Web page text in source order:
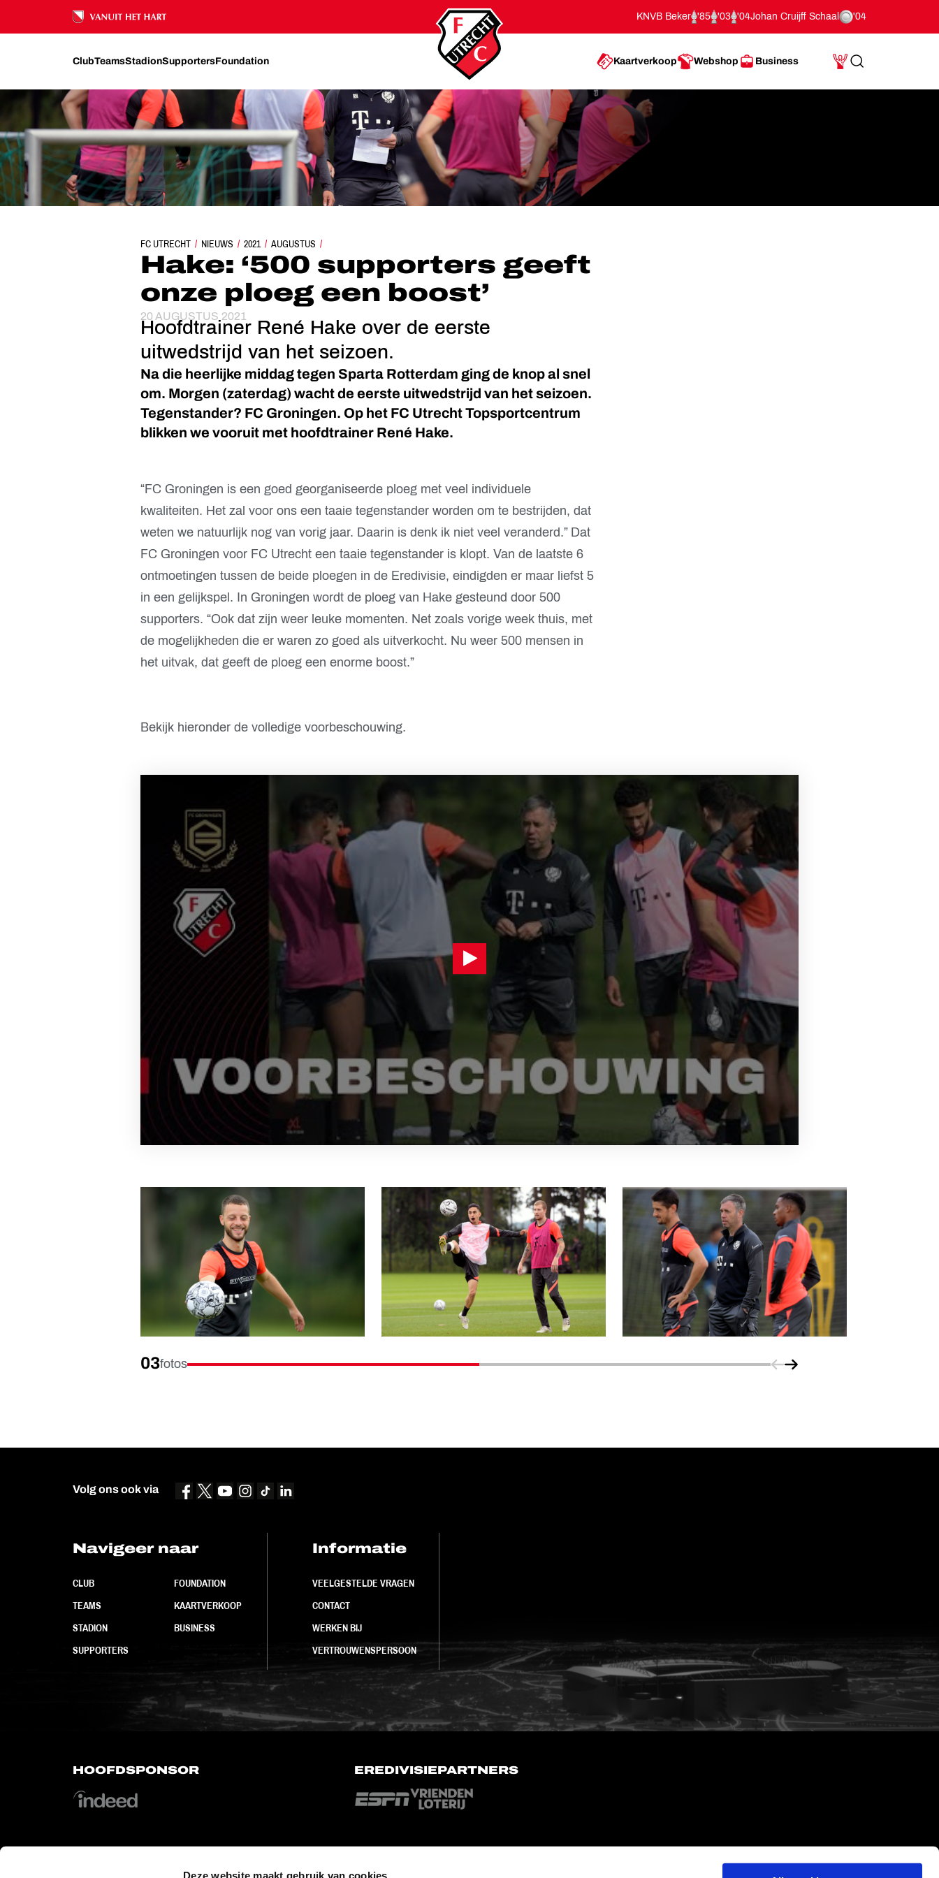
Deze website maakt gebruik van cookies
Ons nalatenschap
KNVB Beker '85 '03 '04Johan Cruijff Schaal '04
ClubTeamsStadionSupportersFoundation Kaartverkoop Webshop Business
Mijn Account
Search
FC UTRECHT NIEUWS 2021 AUGUSTUS
HAKE: ‘500 SUPPORTERS GEEFT ONZE PLOEG EEN BOOST’
Hake: ‘500 supporters geeft
onze ploeg een boost’
20 AUGUSTUS 2021
Hoofdtrainer René Hake over de eerste
uitwedstrijd van het seizoen.
Na die heerlijke middag tegen Sparta Rotterdam ging de knop al snel
om. Morgen (zaterdag) wacht de eerste uitwedstrijd van het seizoen.
Tegenstander? FC Groningen. Op het FC Utrecht Topsportcentrum
blikken we vooruit met hoofdtrainer René Hake.
“FC Groningen is een goed georganiseerde ploeg met veel individuele
kwaliteiten. Het zal voor ons een taaie tegenstander worden om te bestrijden, dat
weten we natuurlijk nog van vorig jaar. Daarin is denk ik niet veel veranderd.” Dat
FC Groningen voor FC Utrecht een taaie tegenstander is klopt. Van de laatste 6
ontmoetingen tussen de beide ploegen in de Eredivisie, eindigden er maar liefst 5
in een gelijkspel. In Groningen wordt de ploeg van Hake gesteund door 500
supporters. “Ook dat zijn weer leuke momenten. Net zoals vorige week thuis, met
de mogelijkheden die er waren zo goed als uitverkocht. Nu weer 500 mensen in
het uitvak, dat geeft de ploeg een enorme boost.”
Bekijk hieronder de volledige voorbeschouwing.
03fotos
Volg ons ook via
Navigeer naar
CLUB
TEAMS
STADION
SUPPORTERS
FOUNDATION
KAARTVERKOOP
BUSINESS
Informatie
VEELGESTELDE VRAGEN
CONTACT
WERKEN BIJ
VERTROUWENSPERSOON
HOOFDSPONSOR EREDIVISIEPARTNERS